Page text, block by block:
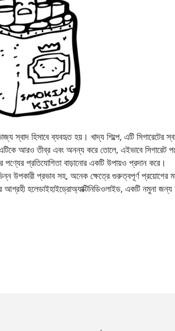
স্বাদ হিসাবে ব্যবহৃত হয়। খাদ্য শিল্পে, এটি সিগারেটের
এটিকে আরও তীব্র এবং অনন্য করে তোলে, এইভাবে
প্রতিযোগিতা বাড়ানোর একটি উপায়ও প্রদান করে।
উপকারী প্রভাব সহ, অনেক ক্ষেত্রে গুরুত্বপূর্ণ প্রয়োগের
আগ্রহী হলেডাইহাইড্রোঅ্যাক্টিনিডিওলাইড, একটি নমুনা জন্য